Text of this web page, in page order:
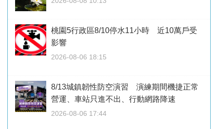
桃園5行政區8/10停水11小時 近10萬戶受
影響
2026-08-06 18:15
8/13城鎮韌性防空演習 演練期間機捷正常
營運、車站只進不出、行動網路降速
2026-08-06 17:44